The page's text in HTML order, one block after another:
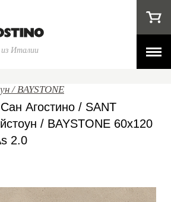
Италии
/ BAYSTONE
Агостино / SANT
/ BAYSTONE 60x120
2.0